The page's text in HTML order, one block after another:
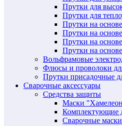
Прутки для
Прутки для
Прутки на
Прутки на
Прутки на
Прутки на
Вольфрамовые
Флюсы и проволоки
Прутки присадочные
Сварочные аксессуары
Средства защиты
Маски
Комплектующие
Сварочные